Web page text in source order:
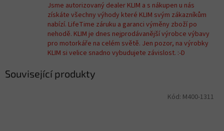
Jsme autorizovaný dealer KLIM a s nákupen u nás
získáte všechny výhody které KLIM svým zákazníkům
nabízí. LifeTime záruku a garanci výměny zboží po
nehodě. KLIM je dnes nejprodávanější výrobce výbavy
pro motorkáře na celém světě. Jen pozor, na výrobky
KLIM si velice snadno vybudujete závislost. :-D
Související produkty
Kód: M400-1311